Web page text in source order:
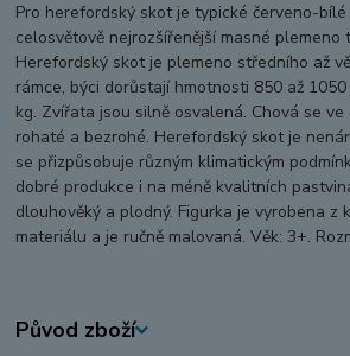
Pro herefordský skot je typické červeno-bílé
celosvětově nejrozšířenější masné plemeno
Herefordský skot je plemeno středního až
rámce, býci dorůstají hmotnosti 850 až
kg. Zvířata jsou silně osvalená. Chová se
rohaté a bezrohé. Herefordský skot je
se přizpůsobuje různým klimatickým
dobré produkce i na méně kvalitních
dlouhověký a plodný. Figurka je vyrobena z
materiálu a je ručně malovaná. Věk: 3+.
Původ zboží